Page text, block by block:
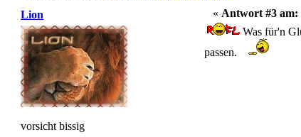
Lion
vorsicht bissig
« Antwort #3 am:
Was für'n
passen.